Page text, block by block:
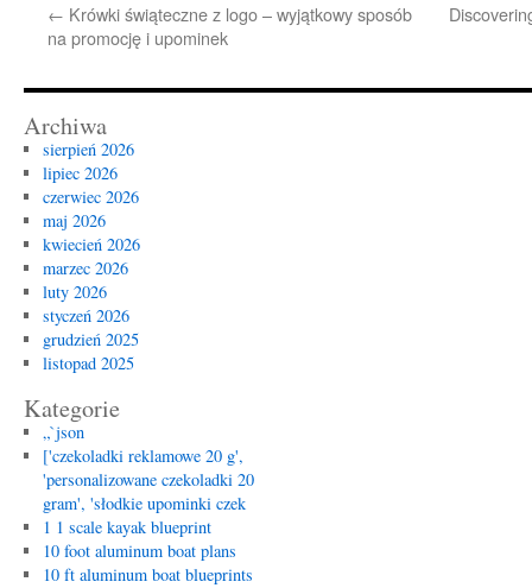
← Krówki świąteczne z logo – wyjątkowy sposób
na promocję i upominek
Archiwa
sierpień 2026
lipiec 2026
czerwiec 2026
maj 2026
kwiecień 2026
marzec 2026
luty 2026
styczeń 2026
grudzień 2025
listopad 2025
Kategorie
„`json
['czekoladki reklamowe 20 g',
'personalizowane czekoladki 20
gram', 'słodkie upominki czek
1 1 scale kayak blueprint
10 foot aluminum boat plans
10 ft aluminum boat blueprints